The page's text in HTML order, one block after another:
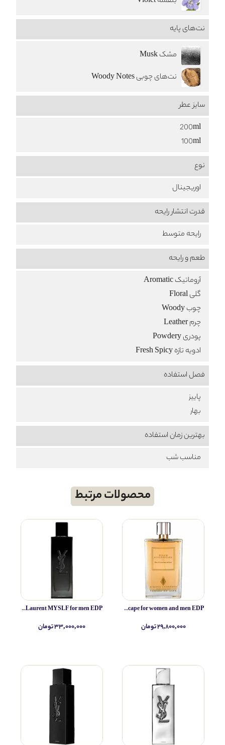
نت‌های پایه
مشک Musk
نت‌های چوبی Woody Notes
سایز عطر
200ml
100ml
نوع
اوریجینال
قدرت انتشار رایحه
رایحه متوسط
طعم‌ و رایحه
آروماتیک Aromatic
گلی Floral
چوب Woody
چرم Leather
پودری Powdery
ادویه تازه Fresh Spicy
فصل استفاده
پاییز
بهار
بهترین زمان استفاده
مناسب شب
محصولات مرتبط
Simone Andreoli Tulum Junglescape for women and men EDP
۲۹,۸۰۰,۰۰۰ تومان
Yves Saint Laurent MYSLF for men EDP
۳۳,۰۰۰,۰۰۰ تومان